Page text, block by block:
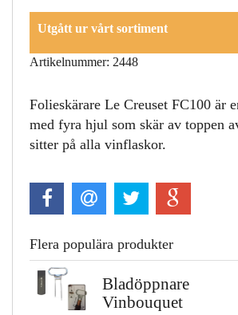
Utgått ur vårt sortiment
Artikelnummer: 2448
Folieskärare Le Creuset FC100 är
med fyra hjul som skär av toppen
sitter på alla vinflaskor.
Flera populära produkter
Bladöppnare
Vinbouquet